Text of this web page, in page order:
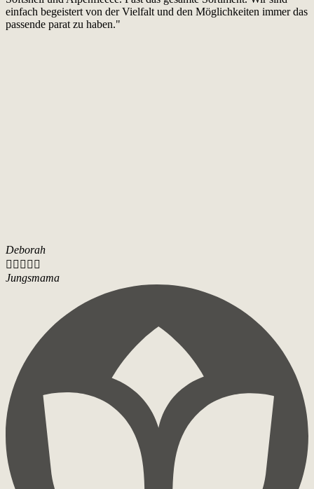
einfach begeistert von der Vielfalt und den Möglichkeiten immer das
passende parat zu haben."
Deborah
    
Jungsmama